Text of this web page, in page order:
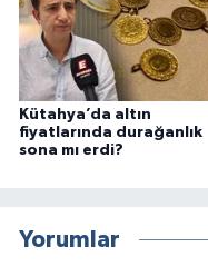
Kütahya’da altın
fiyatlarında durağanlık
sona mı erdi?
Yorumlar